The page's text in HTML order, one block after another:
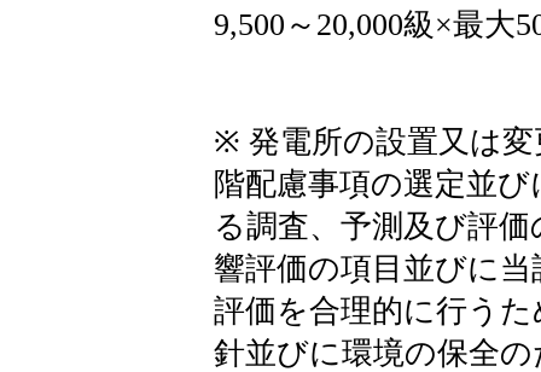
9,500～20,000級×最大
※ 発電所の設置又は
階配慮事項の選定並
る調査、予測及び評
響評価の項目並びに
評価を合理的に行う
針並びに環境の保全